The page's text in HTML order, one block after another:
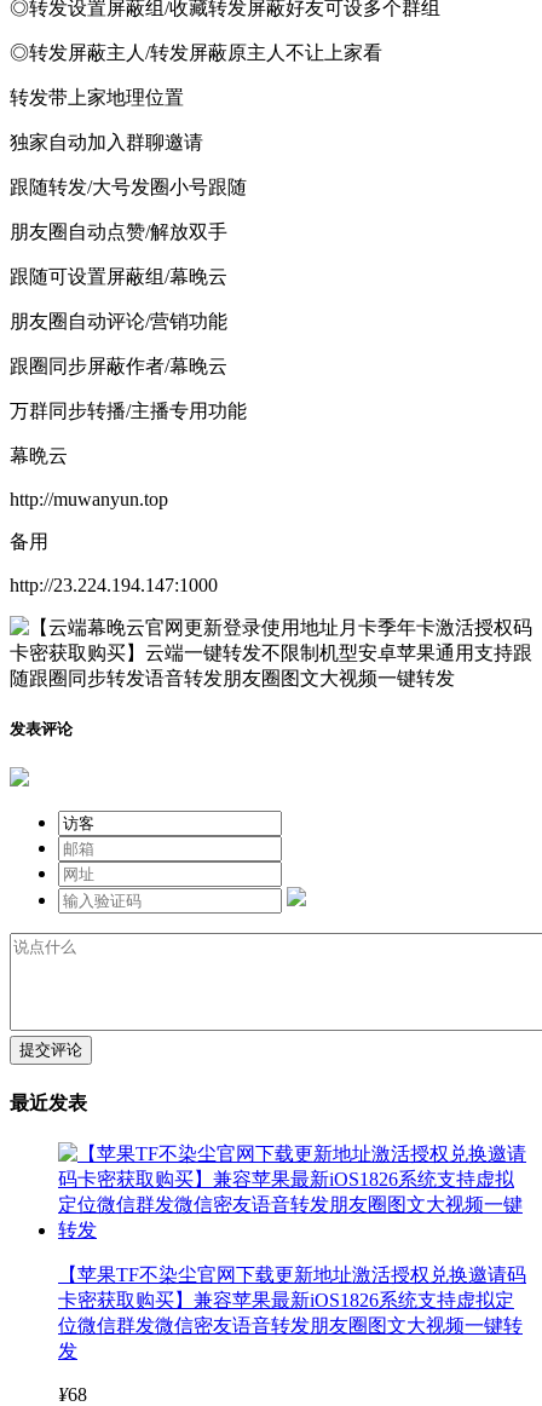
◎转发设置屏蔽组/收藏转发屏蔽好友可设多个群组
◎转发屏蔽主人/转发屏蔽原主人不让上家看
转发带上家地理位置
独家自动加入群聊邀请
跟随转发/大号发圈小号跟随
朋友圈自动点赞/解放双手
跟随可设置屏蔽组/幕晚云
朋友圈自动评论/营销功能
跟圈同步屏蔽作者/幕晚云
万群同步转播/主播专用功能
幕晩云
http://muwanyun.top
备用
http://23.224.194.147:1000
发表评论
提交评论
最近发表
【苹果TF不染尘官网下载更新地址激活授权兑换邀请码
卡密获取购买】兼容苹果最新iOS1826系统支持虚拟定
位微信群发微信密友语音转发朋友圈图文大视频一键转
发
¥68